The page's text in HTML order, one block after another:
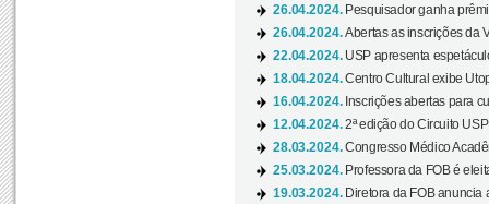
26.04.2024. Pesquisador ganha
26.04.2024.Abertas as inscrições da
22.04.2024. USP apresenta
18.04.2024.Centro Cultural exibe
16.04.2024. Inscrições abertas para
12.04.2024.2ª edição do Circuito
28.03.2024.Congresso Médico
25.03.2024. Professora da FOB é
19.03.2024. Diretora da FOB anuncia